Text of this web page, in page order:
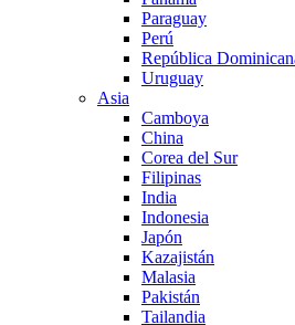
Paraguay
Perú
República
Uruguay
Asia
Camboya
China
Corea del Sur
Filipinas
India
Indonesia
Japón
Kazajistán
Malasia
Pakistán
Tailandia